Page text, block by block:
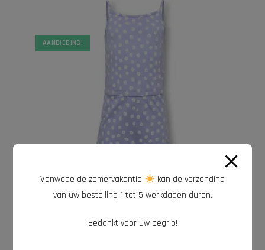
AANBIEDING!
Verdien tot 1 punten.
Jumpsuit | bloem
Vanwege de zomervakantie
kan de verzending
van uw bestelling 1 tot 5 werkdagen duren.
Bedankt voor uw begrip!